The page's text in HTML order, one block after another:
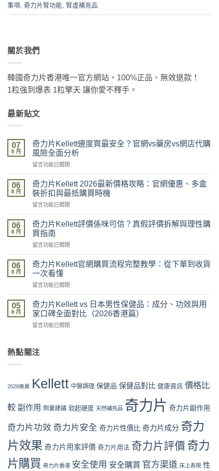
事項, 奇力片腎功能, 腎虛補充品
關於我們
韓國奇力片香港唯一官方網站，100%正品、無效退款！
1粒強到爆表 1粒擎天 讓你愛不釋手。
最新貼文
07
8 月
奇力片Kellett邊度買最安全？官網vs藥房vs網店代購
風險全面分析
在
力
片
Kellett
邊
買
最
安
全？
網
vs
房
網
店
代
險
全
析〉
中
留言功能已關閉
06
8 月
奇力片Kellett 2026最新價格攻略：官網優惠、多盒
裝折扣與最抵購買時機
在
力
片
Kellett
2026
新
攻
官
網
惠、
裝
與
最
購
買
機〉
留言功能已關閉
06
8 月
奇力片Kellett評價係咪可信？真假評價拆解與理性購
買指南
在
力
片
Kellett
評
係
咪
可
信？
評
與
購
指
中
留言功能已關閉
06
8 月
奇力片Kellett官網購買流程完整教學：從下單到收貨
一次看懂
在
力
片
Kellett
官
買
整
從
單
收
貨
一
次
留言功能已關閉
05
8 月
奇力片Kellett vs 日本男性保健品：成分、功效與用
家口碑全面對比（2026香港篇）
在
片
Kellett
本
保
品：
成
分、
功
效
與
留言功能已關閉
熱點關注
2026推薦 Kellett 中醫調理 保健品 保健品對比 健康資訊 價格比
較 副作用 劑量建議 勃起硬度 天然補充品 奇力片 奇力片副作用
奇力片功效 奇力片安全 奇力片性價比 奇力片成分 奇力
片效果 奇力片用家評價 奇力片用法 奇力片評價 奇力
片購買 奇力片香港 安全使用 安全購買 官方渠道 床上表現 性